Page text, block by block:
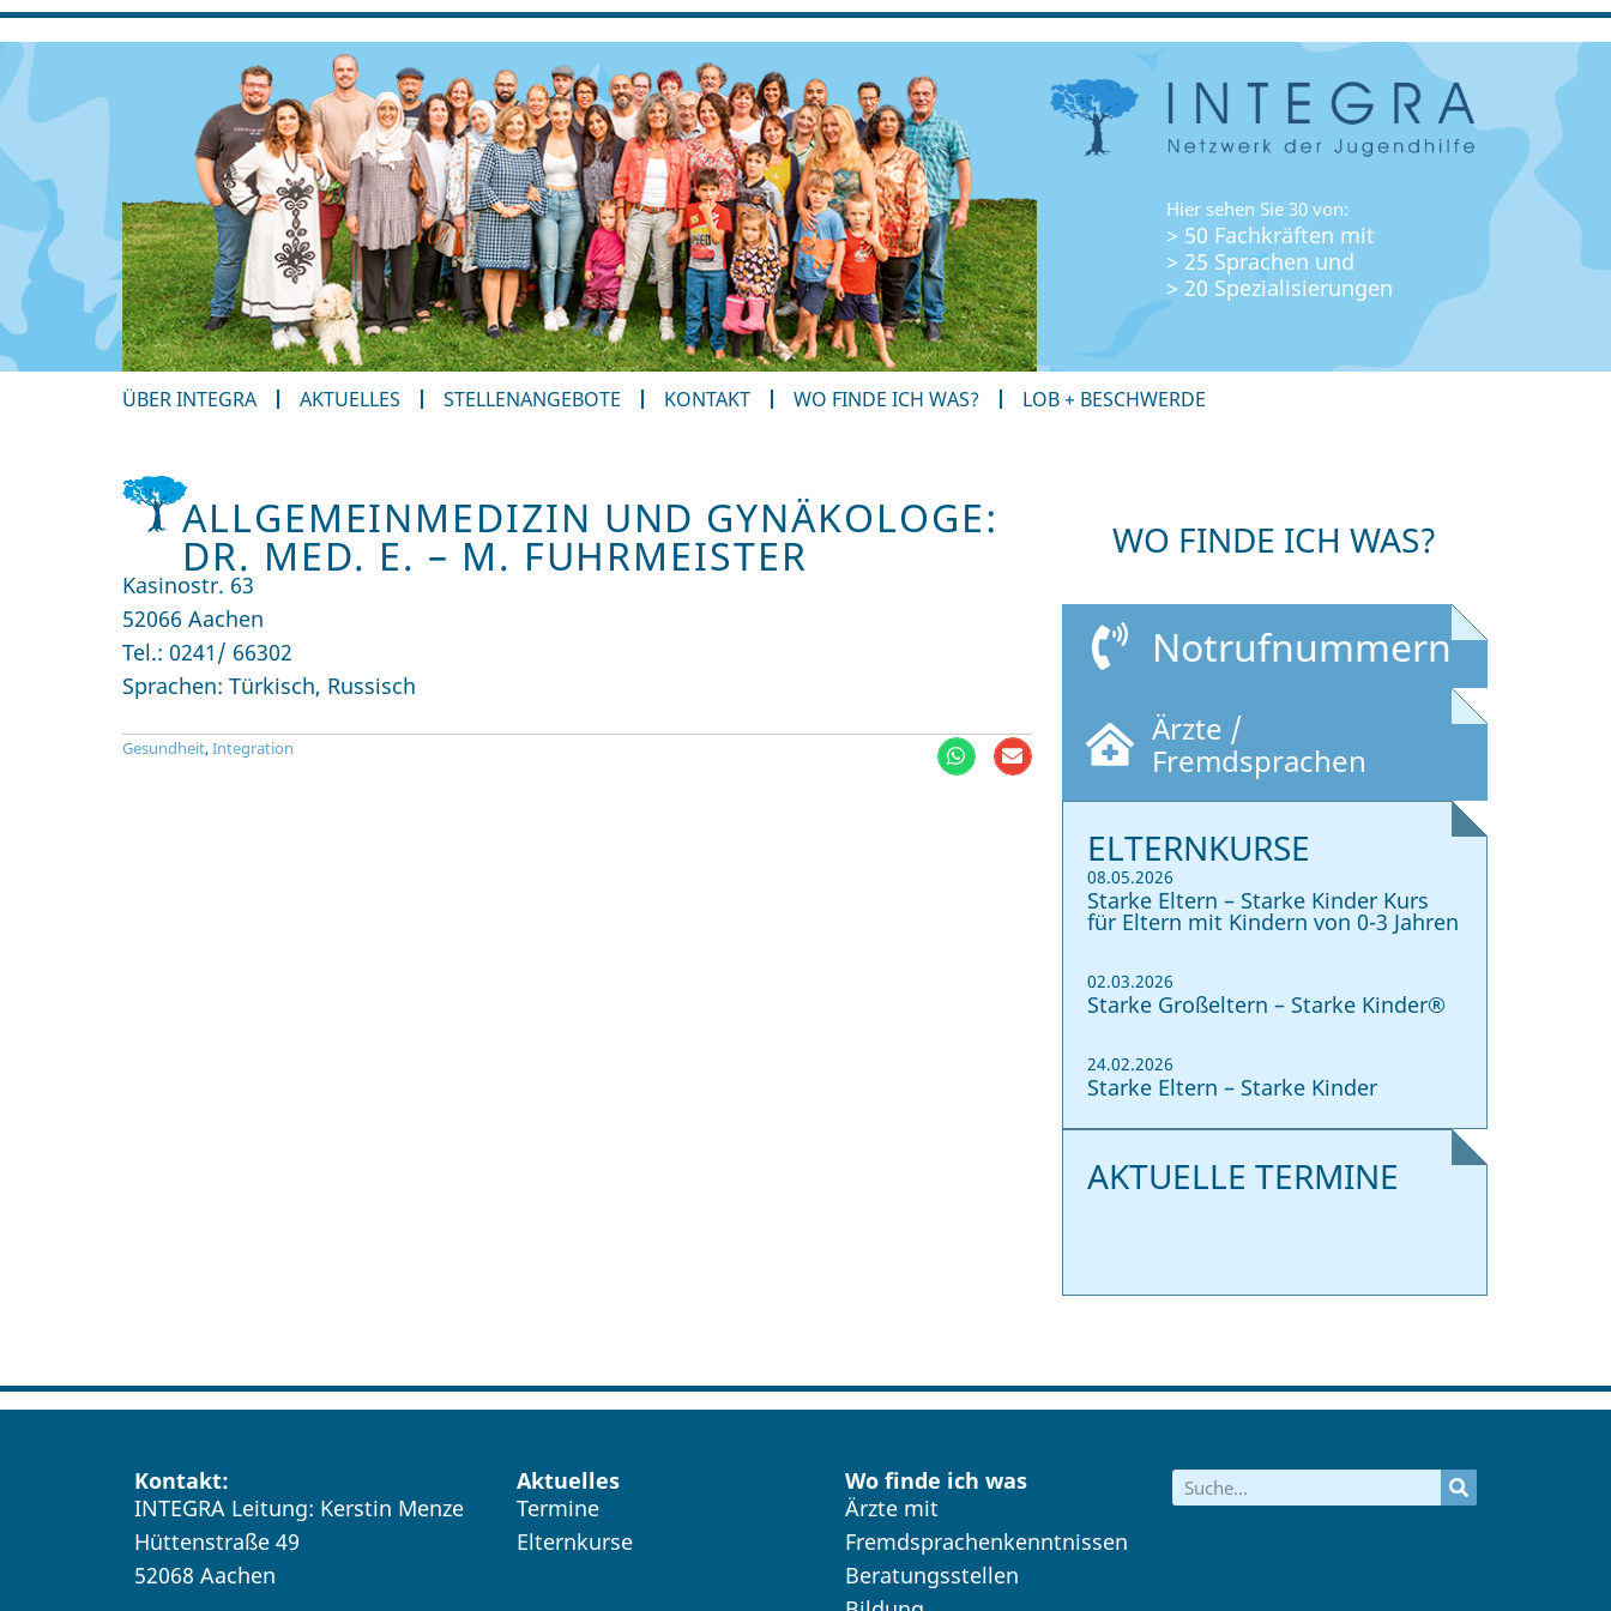
Hier sehen Sie 30 von:
> 50 Fachkräften mit
> 25 Sprachen und
> 20 Spezialisierungen
ÜBER INTEGRA AKTUELLES STELLENANGEBOTE KONTAKT WO FINDE ICH WAS? LOB + BESCHWERDE
ALLGEMEINMEDIZIN UND GYNÄKOLOGE:
DR. MED. E. – M. FUHRMEISTER
Kasinostr. 63
52066 Aachen
Tel.: 0241/ 66302
Sprachen: Türkisch, Russisch
Gesundheit,Integration
WO FINDE ICH WAS?
Notrufnummern
Ärzte /
Fremdsprachen
ELTERNKURSE
08.05.2026
Starke Eltern – Starke Kinder Kurs
für Eltern mit Kindern von 0-3 Jahren
02.03.2026
Starke Großeltern – Starke Kinder®
24.02.2026
Starke Eltern – Starke Kinder
AKTUELLE TERMINE
Kontakt:
INTEGRA Leitung: Kerstin Menze
Hüttenstraße 49
52068 Aachen
Aktuelles
Termine
Elternkurse
Wo finde ich was
Ärzte mit
Fremdsprachenkenntnissen
Beratungsstellen